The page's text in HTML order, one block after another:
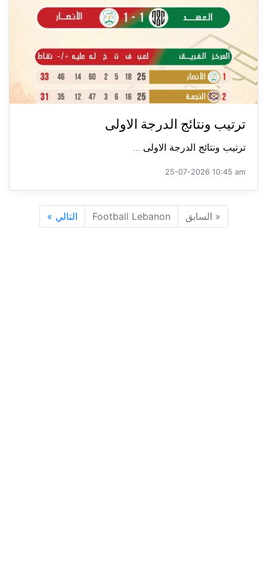
ترتيب ونتائج الدرجة الاولى
ترتيب ونتائج الدرجة الاولى ...
25-07-2026 10:45 am
« السابق Football Lebanon التالي »